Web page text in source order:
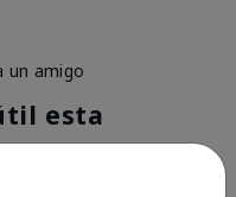
un amigo
esta